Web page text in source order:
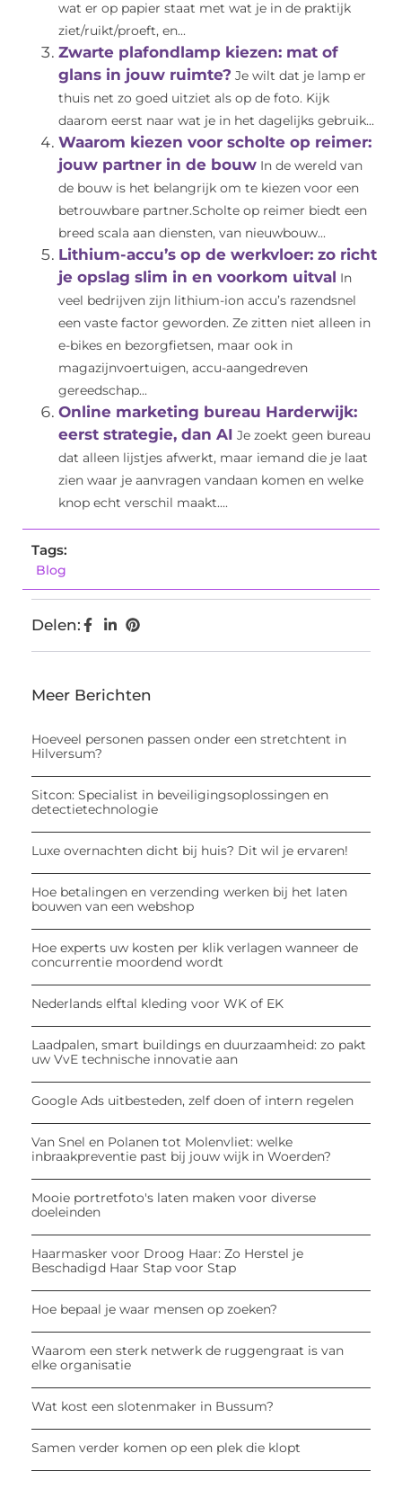
wat er op papier staat met wat je in de praktijk
ziet/ruikt/proeft, en...
Zwarte plafondlamp kiezen: mat of
glans in jouw ruimte? Je wilt dat je lamp er
thuis net zo goed uitziet als op de foto. Kijk
daarom eerst naar wat je in het dagelijks gebruik...
Waarom kiezen voor scholte op reimer:
jouw partner in de bouw In de wereld van
de bouw is het belangrijk om te kiezen voor een
betrouwbare partner.Scholte op reimer biedt een
breed scala aan diensten, van nieuwbouw...
Lithium-accu’s op de werkvloer: zo richt
je opslag slim in en voorkom uitval In
veel bedrijven zijn lithium-ion accu’s razendsnel
een vaste factor geworden. Ze zitten niet alleen in
e-bikes en bezorgfietsen, maar ook in
magazijnvoertuigen, accu-aangedreven
gereedschap...
Online marketing bureau Harderwijk:
eerst strategie, dan AI Je zoekt geen bureau
dat alleen lijstjes afwerkt, maar iemand die je laat
zien waar je aanvragen vandaan komen en welke
knop echt verschil maakt....
Tags:
Blog
Delen:
Meer Berichten
Hoeveel personen passen onder een stretchtent in
Hilversum?
Sitcon: Specialist in beveiligingsoplossingen en
detectietechnologie
Luxe overnachten dicht bij huis? Dit wil je ervaren!
Hoe betalingen en verzending werken bij het laten
bouwen van een webshop
Hoe experts uw kosten per klik verlagen wanneer de
concurrentie moordend wordt
Nederlands elftal kleding voor WK of EK
Laadpalen, smart buildings en duurzaamheid: zo pakt
uw VvE technische innovatie aan
Google Ads uitbesteden, zelf doen of intern regelen
Van Snel en Polanen tot Molenvliet: welke
inbraakpreventie past bij jouw wijk in Woerden?
Mooie portretfoto's laten maken voor diverse
doeleinden
Haarmasker voor Droog Haar: Zo Herstel je
Beschadigd Haar Stap voor Stap
Hoe bepaal je waar mensen op zoeken?
Waarom een sterk netwerk de ruggengraat is van
elke organisatie
Wat kost een slotenmaker in Bussum?
Samen verder komen op een plek die klopt